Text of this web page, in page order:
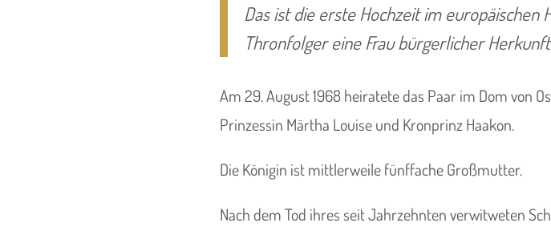
Das ist die erste Hochzeit im europäischen
Thronfolger eine Frau bürgerlicher
Am 29. August 1968 heiratete das Paar im Dom von
Prinzessin Märtha Louise und Kronprinz Haakon.
Die Königin ist mittlerweile fünffache Großmutter.
Nach dem Tod ihres seit Jahrzehnten verwitweten